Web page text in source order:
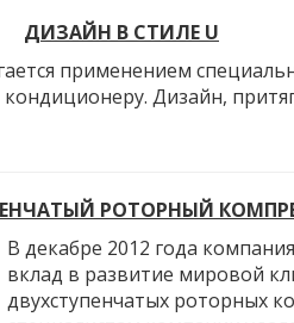
ДИЗАЙН В СТИЛЕ U
применением
Дизайн,
РОТОРНЫЙ
В декабре 2012 года
вклад в развитие мировой
двухступенчатых роторных